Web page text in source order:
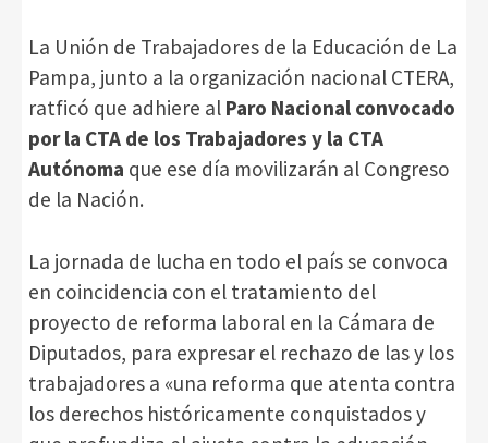
La Unión de Trabajadores de la Educación de La
Pampa, junto a la organización nacional CTERA,
ratficó que adhiere al Paro Nacional convocado
por la CTA de los Trabajadores y la CTA
Autónoma que ese día movilizarán al Congreso
de la Nación.
La jornada de lucha en todo el país se convoca
en coincidencia con el tratamiento del
proyecto de reforma laboral en la Cámara de
Diputados, para expresar el rechazo de las y los
trabajadores a «una reforma que atenta contra
los derechos históricamente conquistados y